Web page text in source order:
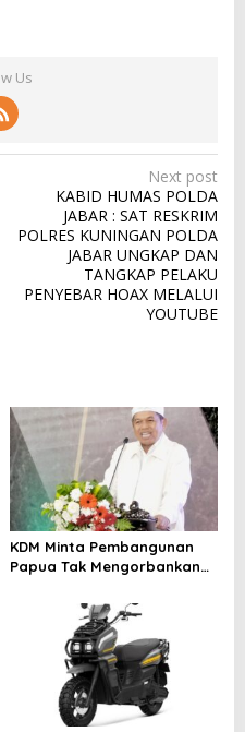
Us
Next post
KABID HUMAS POLDA
JABAR : SAT RESKRIM
POLRES KUNINGAN POLDA
JABAR UNGKAP DAN
TANGKAP PELAKU
PENYEBAR HOAX MELALUI
YOUTUBE
KDM Minta Pembangunan
Papua Tak Mengorbankan